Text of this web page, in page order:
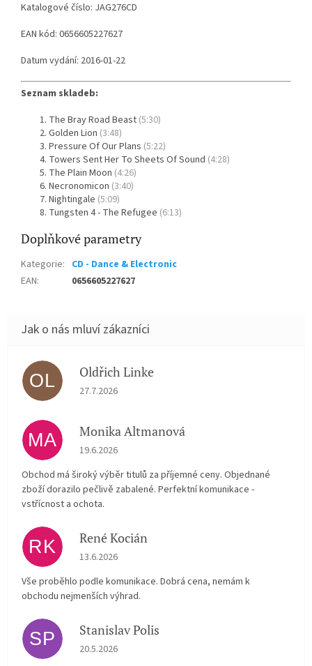
Katalogové číslo: JAG276CD
EAN kód: 0656605227627
Datum vydání: 2016-01-22
Seznam skladeb:
The Bray Road Beast (5:30)
Golden Lion (3:48)
Pressure Of Our Plans (5:22)
Towers Sent Her To Sheets Of Sound (4:28)
The Plain Moon (4:26)
Necronomicon (3:40)
Nightingale (5:09)
Tungsten 4 - The Refugee (6:13)
Doplňkové parametry
Kategorie: CD - Dance & Electronic
EAN: 0656605227627
OL Oldřich Linke
Hodnocení obchodu je 5 z 5 hvězdiček.
27.7.2026
MA Monika Altmanová
Hodnocení obchodu je 5 z 5 hvězdiček.
19.6.2026
Obchod má široký výběr titulů za příjemné ceny. Objednané
zboží dorazilo pečlivě zabalené. Perfektní komunikace -
vstřícnost a ochota.
RK René Kocián
Hodnocení obchodu je 5 z 5 hvězdiček.
13.6.2026
Vše proběhlo podle komunikace. Dobrá cena, nemám k
obchodu nejmenších výhrad.
SP Stanislav Polis
Hodnocení obchodu je 2 z 5 hvězdiček.
20.5.2026